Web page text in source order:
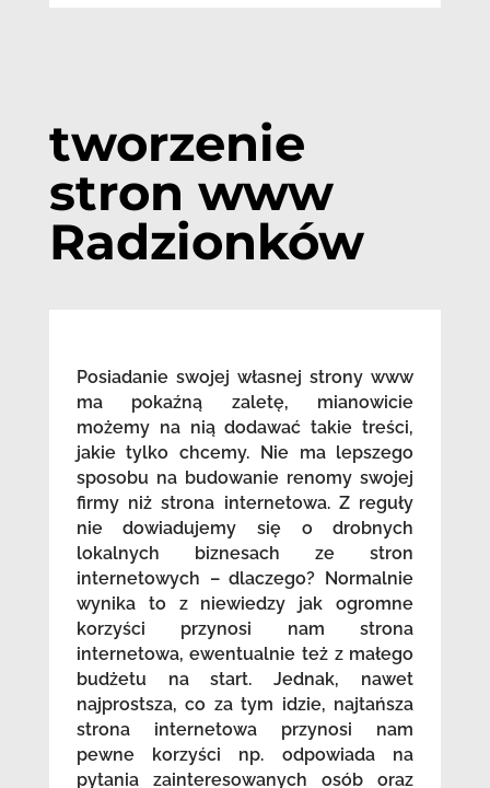
tworzenie
stron www
Radzionków
Posiadanie swojej własnej strony www
ma pokaźną zaletę, mianowicie
możemy na nią dodawać takie treści,
jakie tylko chcemy. Nie ma lepszego
sposobu na budowanie renomy swojej
firmy niż strona internetowa. Z reguły
nie dowiadujemy się o drobnych
lokalnych biznesach ze stron
internetowych – dlaczego? Normalnie
wynika to z niewiedzy jak ogromne
korzyści przynosi nam strona
internetowa, ewentualnie też z małego
budżetu na start. Jednak, nawet
najprostsza, co za tym idzie, najtańsza
strona internetowa przynosi nam
pewne korzyści np. odpowiada na
pytania zainteresowanych osób oraz